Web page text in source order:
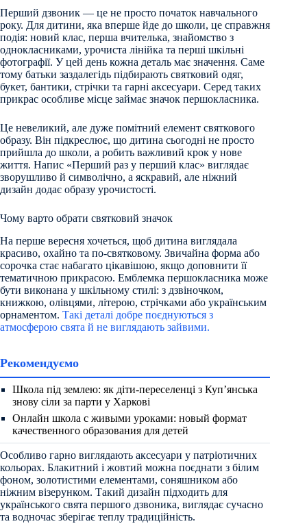
Перший дзвоник — це не просто початок навчального
року. Для дитини, яка вперше йде до школи, це справжня
подія: новий клас, перша вчителька, знайомство з
однокласниками, урочиста лінійка та перші шкільні
фотографії. У цей день кожна деталь має значення. Саме
тому батьки заздалегідь підбирають святковий одяг,
букет, бантики, стрічки та гарні аксесуари. Серед таких
прикрас особливе місце займає значок першокласника.
Це невеликий, але дуже помітний елемент святкового
образу. Він підкреслює, що дитина сьогодні не просто
прийшла до школи, а робить важливий крок у нове
життя. Напис «Перший раз у перший клас» виглядає
зворушливо й символічно, а яскравий, але ніжний
дизайн додає образу урочистості.
Чому варто обрати святковий значок
На перше вересня хочеться, щоб дитина виглядала
красиво, охайно та по-святковому. Звичайна форма або
сорочка стає набагато цікавішою, якщо доповнити її
тематичною прикрасою. Емблемка першокласника може
бути виконана у шкільному стилі: з дзвіночком,
книжкою, олівцями, літерою, стрічками або українським
орнаментом. Такі деталі добре поєднуються з
атмосферою свята й не виглядають зайвими.
Рекомендуємо
Школа під землею: як діти-переселенці з Куп’янська
знову сіли за парти у Харкові
Онлайн школа с живыми уроками: новый формат
качественного образования для детей
Особливо гарно виглядають аксесуари у патріотичних
кольорах. Блакитний і жовтий можна поєднати з білим
фоном, золотистими елементами, соняшником або
ніжним візерунком. Такий дизайн підходить для
українського свята першого дзвоника, виглядає сучасно
та водночас зберігає теплу традиційність.